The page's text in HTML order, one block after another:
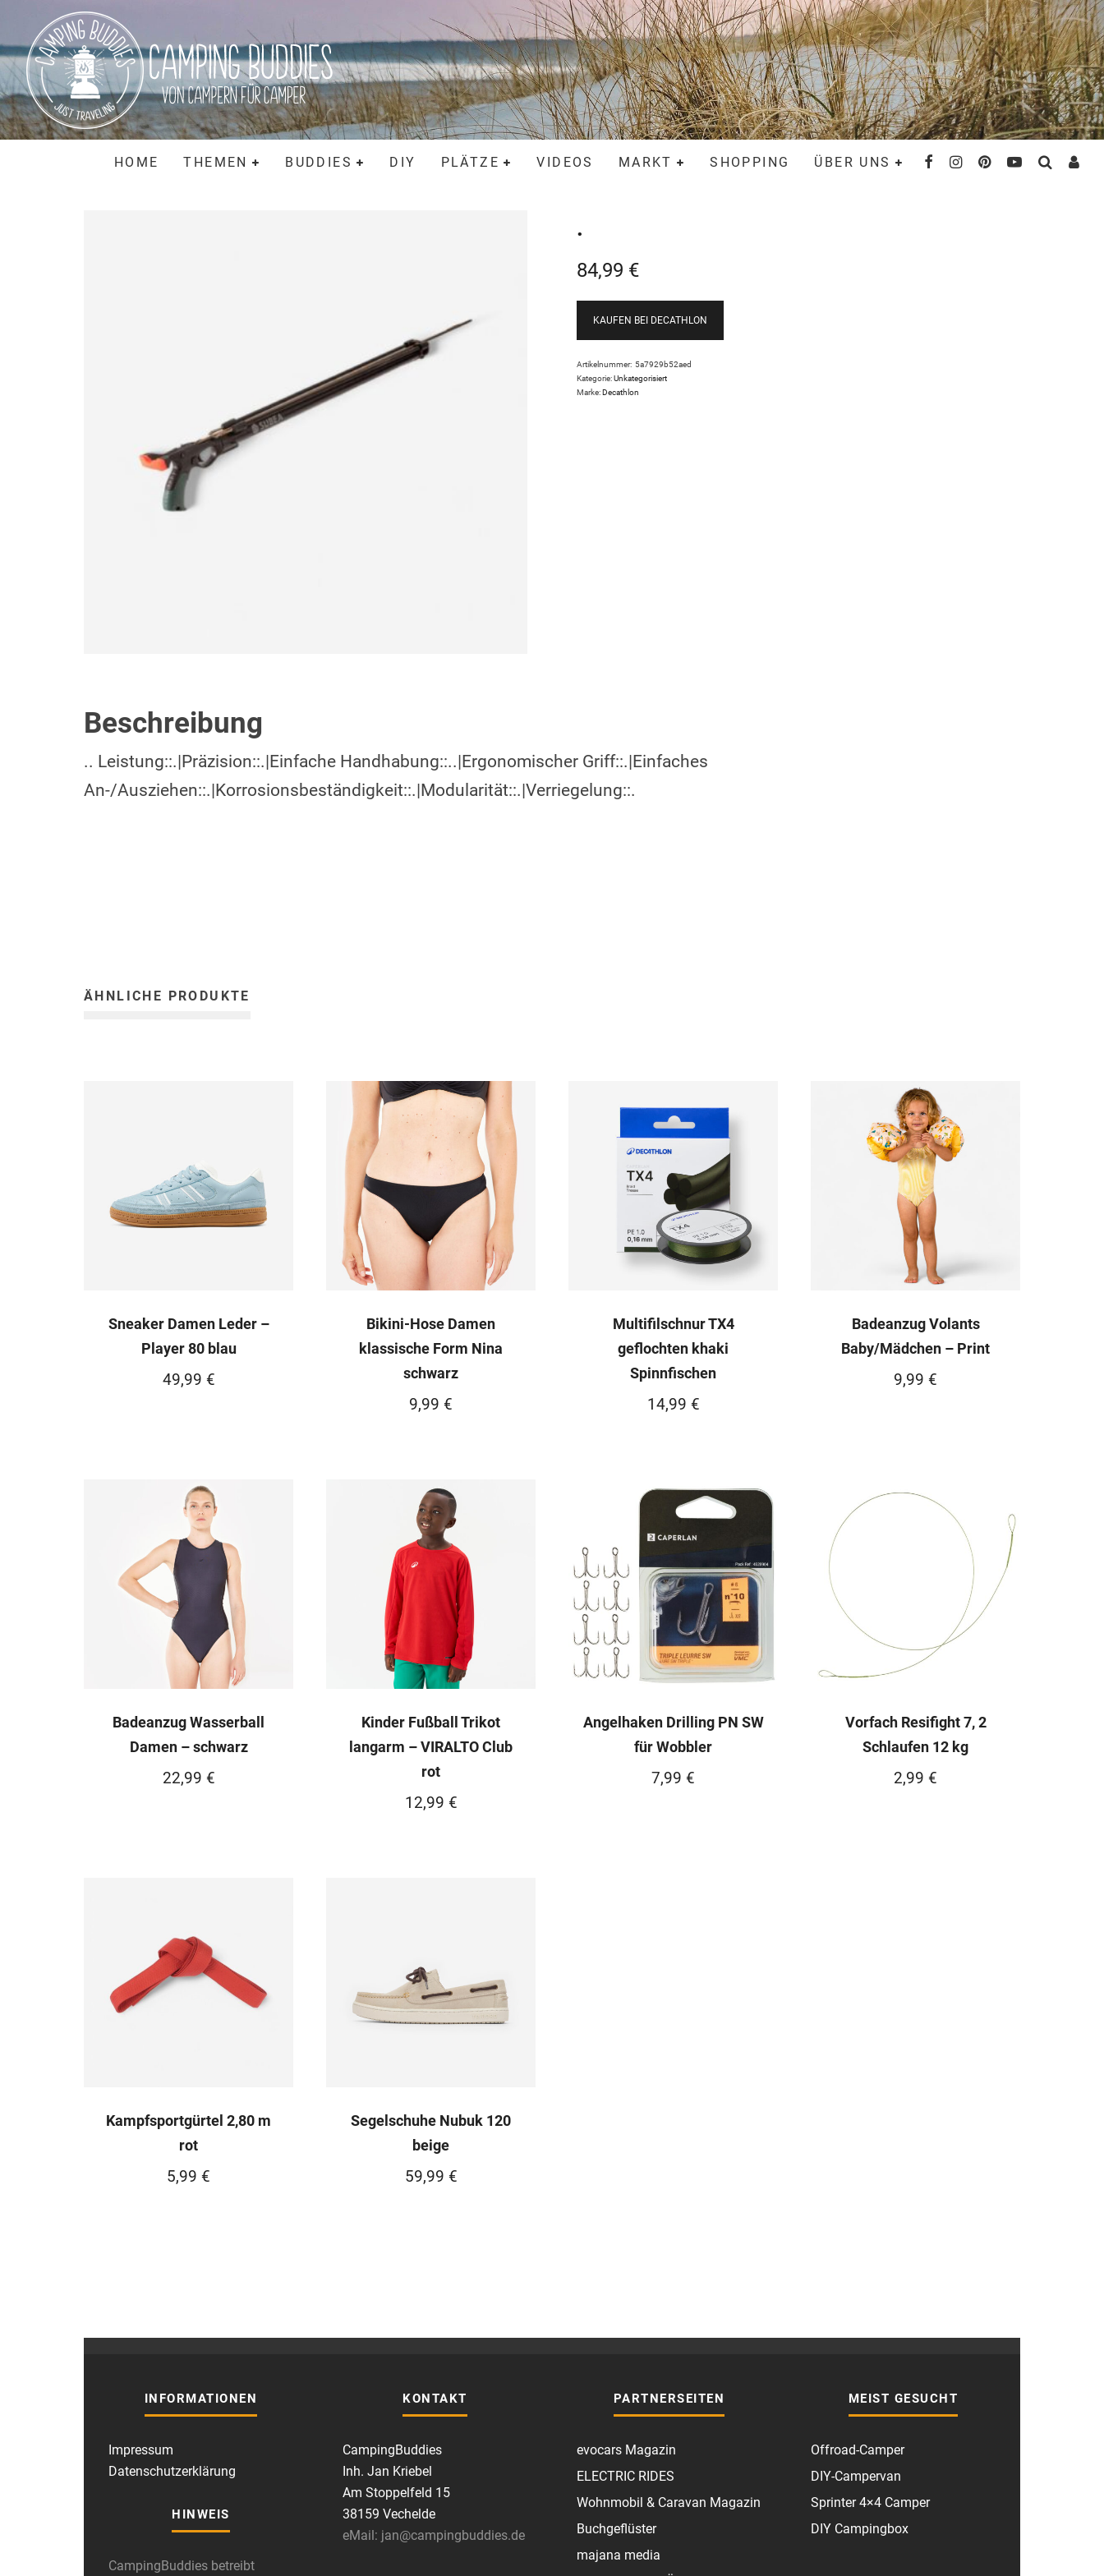
HOME THEMEN BUDDIES DIY PLÄTZE VIDEOS MARKT SHOPPING ÜBER UNS
.
84,99 €
KAUFEN BEI DECATHLON
Artikelnummer: 5a7929b52aed
Kategorie:Unkategorisiert
Marke:Decathlon
Beschreibung
.. Leistung::.|Präzision::.|Einfache Handhabung::..|Ergonomischer Griff::.|Einfaches
An-/Ausziehen::.|Korrosionsbeständigkeit::.|Modularität::.|Verriegelung::.
ÄHNLICHE PRODUKTE
Sneaker Damen Leder –
Player 80 blau
49,99 €
Bikini-Hose Damen
klassische Form Nina
schwarz
9,99 €
Multifilschnur TX4
geflochten khaki
Spinnfischen
14,99 €
Badeanzug Volants
Baby/Mädchen – Print
9,99 €
Badeanzug Wasserball
Damen – schwarz
22,99 €
Kinder Fußball Trikot
langarm – VIRALTO Club
rot
12,99 €
Angelhaken Drilling PN SW
für Wobbler
7,99 €
Vorfach Resifight 7, 2
Schlaufen 12 kg
2,99 €
Kampfsportgürtel 2,80 m
rot
5,99 €
Segelschuhe Nubuk 120
beige
59,99 €
INFORMATIONEN
Impressum
Datenschutzerklärung
HINWEIS
CampingBuddies betreibt
KONTAKT
CampingBuddies
Inh. Jan Kriebel
Am Stoppelfeld 15
38159 Vechelde
eMail: jan@campingbuddies.de
PARTNERSEITEN
evocars Magazin
ELECTRIC RIDES
Wohnmobil & Caravan Magazin
Buchgeflüster
majana media
MEIST GESUCHT
Offroad-Camper
DIY-Campervan
Sprinter 4×4 Camper
DIY Campingbox